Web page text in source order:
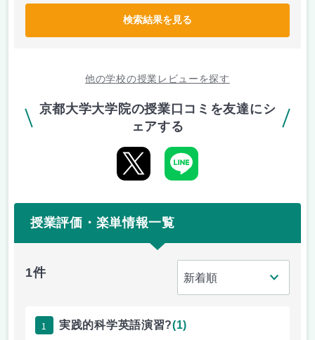
検索結果を見る
他の学校の授業レビューを探す
京都大学大学院の授業口コミを友達にシ
ェアする
授業評価・楽単情報一覧
1件
1 実践的科学英語演習?(1)